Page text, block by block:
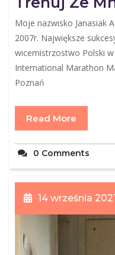
Moje nazwisko Janasiak
2007r. Największe
wicemistrzostwo Polski
International Marathon
Poznań
Read More
0 Comments
14 września